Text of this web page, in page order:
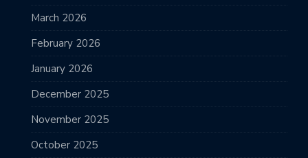
March 2026
February 2026
January 2026
December 2025
November 2025
October 2025